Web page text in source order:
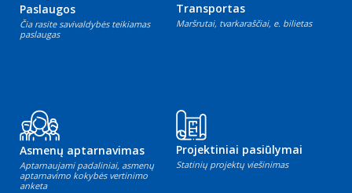
Paslaugos
Čia rasite savivaldybės teikiamas
paslaugas
Transportas
Maršrutai, tvarkaraščiai, e. bilietas
Asmenų aptarnavimas
Aptarnaujami padaliniai, asmenų
aptarnavimo kokybės vertinimo
anketa
Projektiniai pasiūlymai
Statinių projektų viešinimas